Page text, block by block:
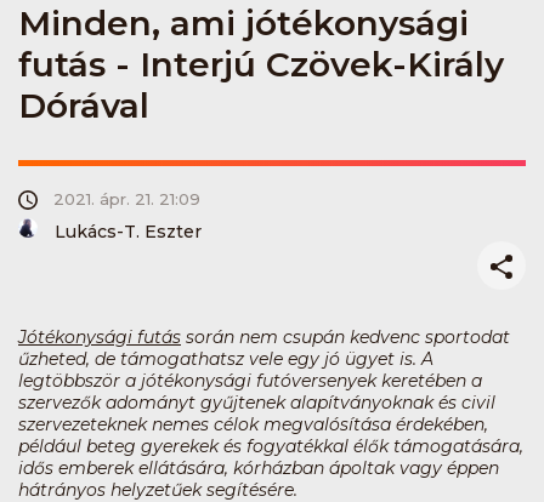
Minden, ami jótékonysági
futás - Interjú Czövek-Király
Dórával
2021. ápr. 21. 21:09
Lukács-T. Eszter
Jótékonysági futás során nem csupán kedvenc sportodat
űzheted, de támogathatsz vele egy jó ügyet is. A
legtöbbször a jótékonysági futóversenyek keretében a
szervezők adományt gyűjtenek alapítványoknak és civil
szervezeteknek nemes célok megvalósítása érdekében,
például beteg gyerekek és fogyatékkal élők támogatására,
idős emberek ellátására, kórházban ápoltak vagy éppen
hátrányos helyzetűek segítésére.